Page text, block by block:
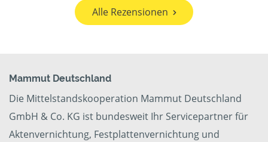
Alle Rezensionen
Mammut Deutschland
Die Mittelstandskooperation Mammut Deutschland
GmbH & Co. KG ist bundesweit Ihr Servicepartner für
Aktenvernichtung, Festplattenvernichtung und